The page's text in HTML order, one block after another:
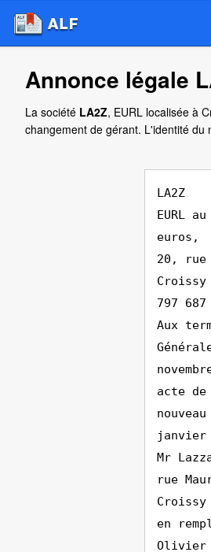
Annonce légale
La société LA2Z, EURL localisée à
changement de gérant. L'identité du
LA2Z
EURL
euros,
20, rue
797
Aux
acte de
janvier
Mr
rue
en
Olivier